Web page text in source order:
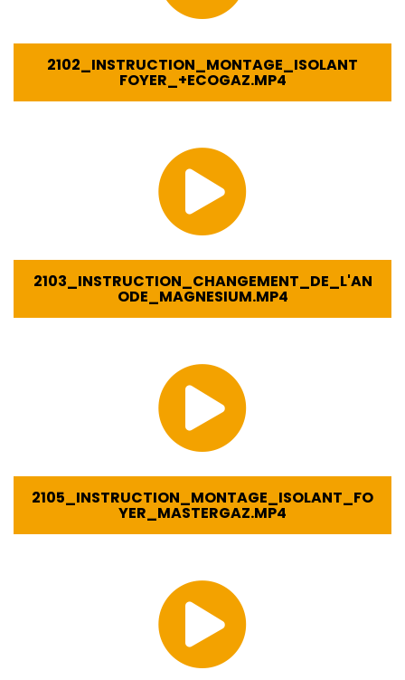
2102_INSTRUCTION_MONTAGE_ISOLANT
FOYER_+ECOGAZ.MP4
2103_INSTRUCTION_CHANGEMENT_DE_L'AN
ODE_MAGNESIUM.MP4
2105_INSTRUCTION_MONTAGE_ISOLANT_FO
YER_MASTERGAZ.MP4